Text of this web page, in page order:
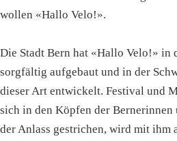
wollen «Hallo Velo!».
Die Stadt Bern hat «Hallo Velo!» in
sorgfältig aufgebaut und in der
dieser Art entwickelt. Festival und
sich in den Köpfen der
der Anlass gestrichen, wird mit ihm